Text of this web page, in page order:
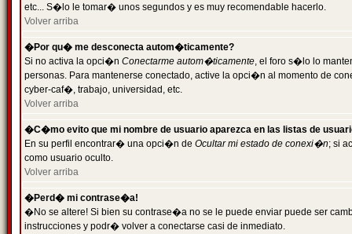
etc... S�lo le tomar� unos segundos y es muy recomendable hacerlo.
Volver arriba
�Por qu� me desconecta autom�ticamente?
Si no activa la opci�n Conectarme autom�ticamente, el foro s�lo lo
personas. Para mantenerse conectado, active la opci�n al momento de
cyber-caf�, trabajo, universidad, etc.
Volver arriba
�C�mo evito que mi nombre de usuario aparezca en las listas de
En su perfil encontrar� una opci�n de Ocultar mi estado de conexi�n; si
como usuario oculto.
Volver arriba
�Perd� mi contrase�a!
�No se altere! Si bien su contrase�a no se le puede enviar puede ser
instrucciones y podr� volver a conectarse casi de inmediato.